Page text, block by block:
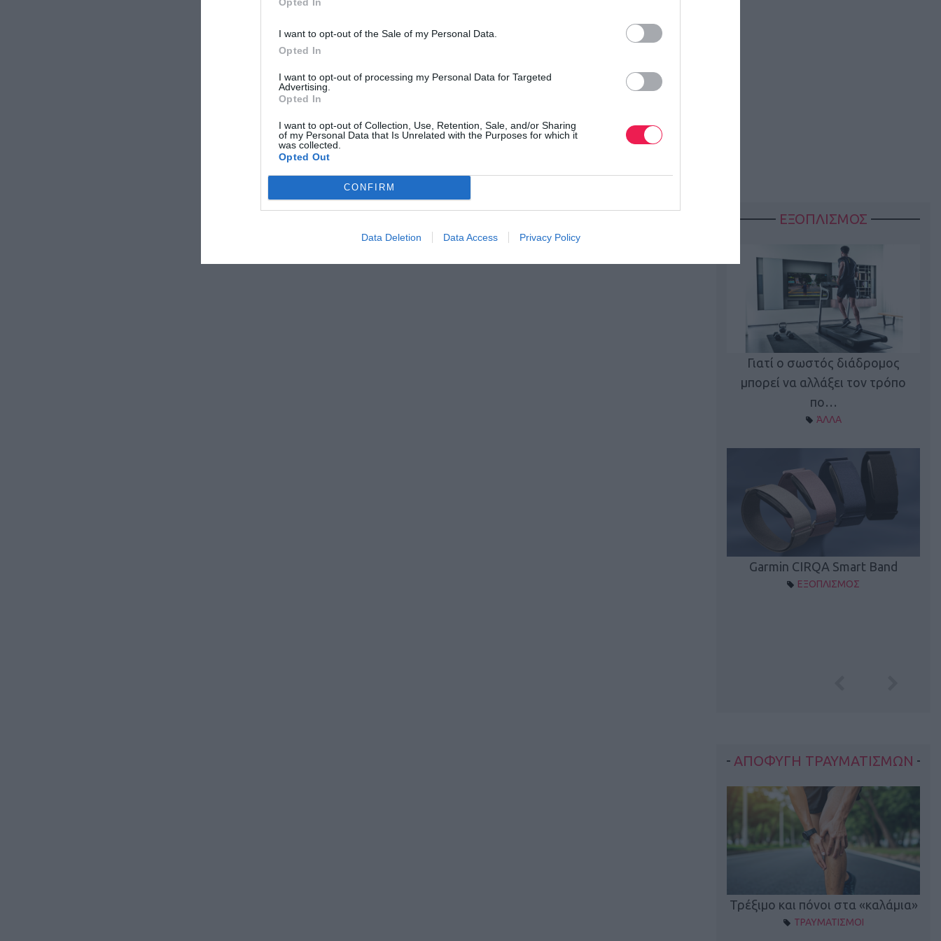
I want to opt-out of the Sale of my Personal Data.
Opted In
I want to opt-out of processing my Personal Data for Targeted
Advertising.
Opted In
I want to opt-out of Collection, Use, Retention, Sale, and/or Sharing
of my Personal Data that Is Unrelated with the Purposes for which it
was collected.
Opted Out
CONFIRM
Data Deletion Data Access Privacy Policy
ΕΞΟΠΛΙΣΜΟΣ
Γιατί ο σωστός διάδρομος
μπορεί να αλλάξει τον τρόπο
πο…
ΆΛΛΑ
Garmin CIRQA Smart Band
ΕΞΟΠΛΙΣΜΟΣ
ΑΠΟΦΥΓΗ ΤΡΑΥΜΑΤΙΣΜΩΝ
Τρέξιμο και πόνοι στα «καλάμια»
ΤΡΑΥΜΑΤΙΣΜΟΙ